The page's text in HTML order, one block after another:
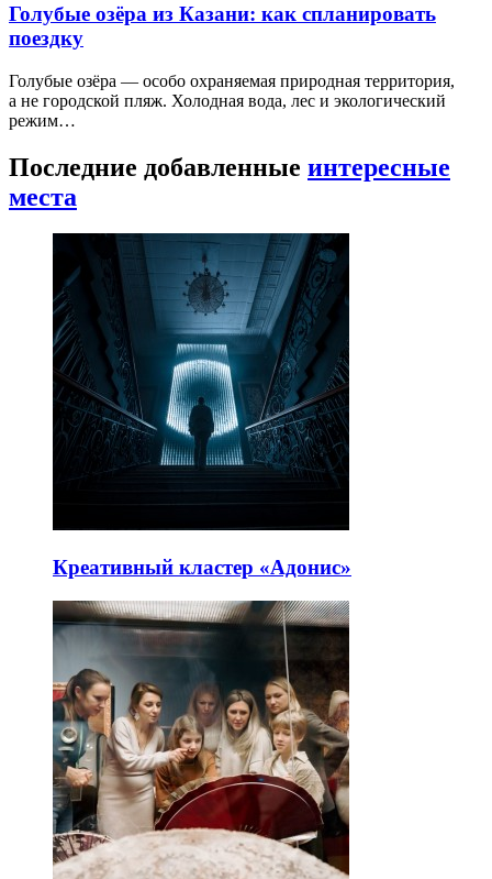
Голубые озёра из Казани: как спланировать
поездку
Голубые озёра — особо охраняемая природная территория,
а не городской пляж. Холодная вода, лес и экологический
режим…
Последние добавленные интересные
места
Креативный кластер «Адонис»